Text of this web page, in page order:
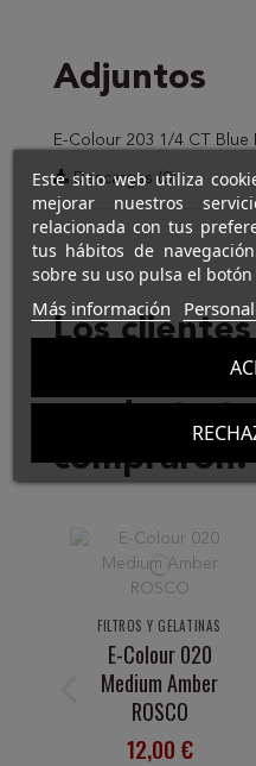
Adjuntos
E-Colour 203 1/4 CT Blue
Descargas (0)
Los
adquirieron
producto
compraron:
FILTROS Y GELATINAS
E-Colour 020
Medium Amber
ROSCO
12,00 €
Este sitio web utiliza
mejorar nuestros
relacionada con tus
tus hábitos de
sobre su uso pulsa el botón
Más información